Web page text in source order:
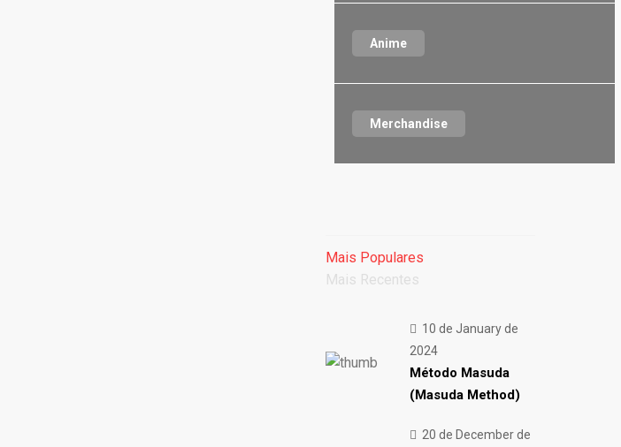
Anime
Merchandise
Mais Populares
Mais Recentes
10 de January de
2024
Método Masuda
(Masuda Method)
20 de December de